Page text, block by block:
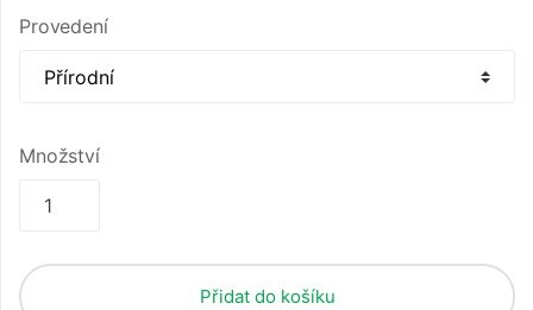
Provedení
Množství
Přidat do košíku